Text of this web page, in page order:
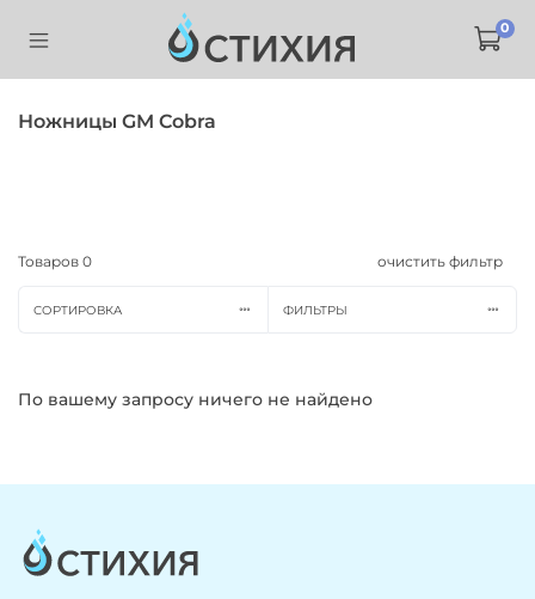
0
Ножницы GM Cobra
Товаров 0 очистить фильтр
СОРТИРОВКА ФИЛЬТРЫ
По вашему запросу ничего не найдено